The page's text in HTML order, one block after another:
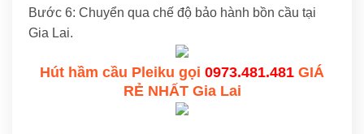
Bước 6: Chuyển qua chế độ bảo hành bồn cầu tại
Gia Lai.
Hút hầm cầu Pleiku gọi 0973.481.481 GIÁ
RẺ NHẤT Gia Lai